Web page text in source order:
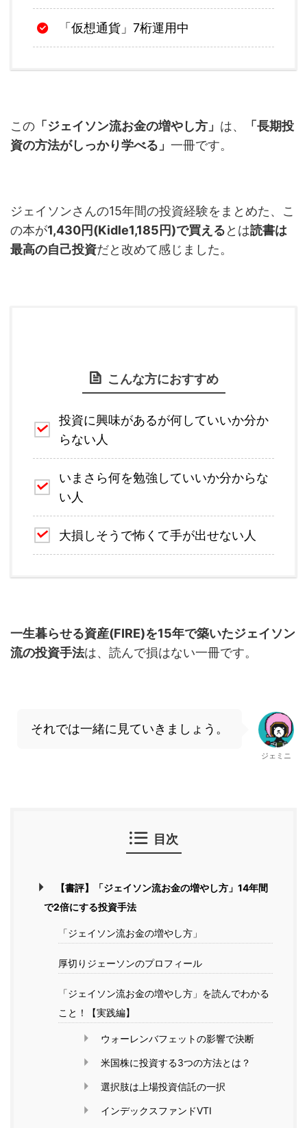
「仮想通貨」7桁運用中
この 「ジェイソン流お金の増やし方」 は、
「長期投
資の方法がしっかり学べる」 一冊です。
ジェイソンさんの15年間の投資経験をまとめた、こ
の本が1,430円(Kidle1,185円)で買えるとは読書は
最高の自己投資だと改めて感じました。
こんな方におすすめ
投資に興味があるが何していいか分か
らない人
いまさら何を勉強していいか分からな
い人
大損しそうで怖くて手が出せない人
一生暮らせる資産(FIRE)を15年で築いたジェイソン
流の投資手法は、読んで損はない一冊です。
それでは一緒に見ていきましょう。
ジェミニ
目次
【書評】「ジェイソン流お金の増やし方」14年間
で2倍にする投資手法
「ジェイソン流お金の増やし方」
厚切りジェーソンのプロフィール
「ジェイソン流お金の増やし方」を読んでわかる
こと！【実践編】
ウォーレンバフェットの影響で決断
米国株に投資する3つの方法とは？
選択肢は上場投資信託の一択
インデックスファンドVTI